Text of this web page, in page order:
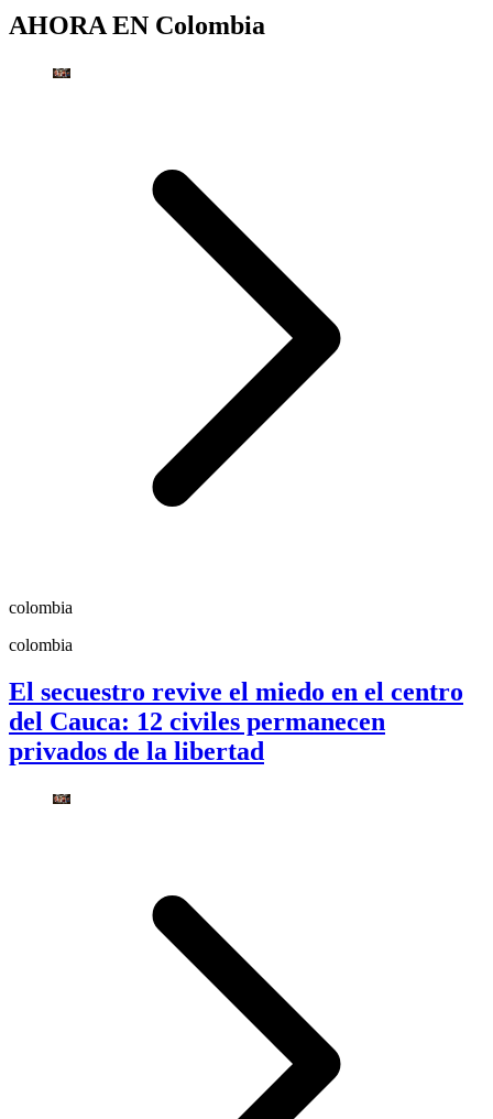
AHORA EN Colombia
colombia
colombia
El secuestro revive el miedo en el centro
del Cauca: 12 civiles permanecen
privados de la libertad